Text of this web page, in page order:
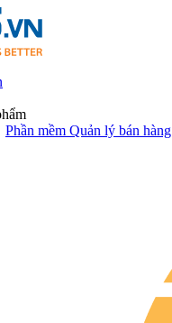
Phần mềm Quản lý bán hàng